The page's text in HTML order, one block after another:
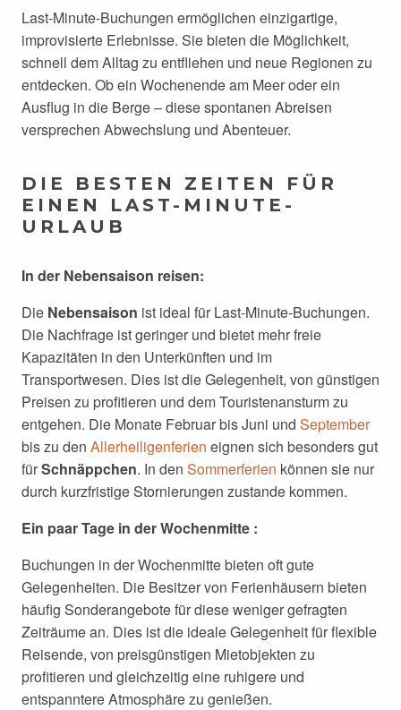
Last-Minute-Buchungen ermöglichen einzigartige,
improvisierte Erlebnisse. Sie bieten die Möglichkeit,
schnell dem Alltag zu entfliehen und neue Regionen zu
entdecken. Ob ein Wochenende am Meer oder ein
Ausflug in die Berge – diese spontanen Abreisen
versprechen Abwechslung und Abenteuer.
DIE BESTEN ZEITEN FÜR
EINEN LAST-MINUTE-
URLAUB
In der Nebensaison reisen:
Die Nebensaison ist ideal für Last-Minute-Buchungen.
Die Nachfrage ist geringer und bietet mehr freie
Kapazitäten in den Unterkünften und im
Transportwesen. Dies ist die Gelegenheit, von günstigen
Preisen zu profitieren und dem Touristenansturm zu
entgehen. Die Monate Februar bis Juni und September
bis zu den Allerheiligenferien eignen sich besonders gut
fürSchnäppchen. In den Sommerferien können sie nur
durch kurzfristige Stornierungen zustande kommen.
Ein paar Tage in der Wochenmitte :
Buchungen in der Wochenmitte bieten oft gute
Gelegenheiten. Die Besitzer von Ferienhäusern bieten
häufig Sonderangebote für diese weniger gefragten
Zeiträume an. Dies ist die ideale Gelegenheit für flexible
Reisende, von preisgünstigen Mietobjekten zu
profitieren und gleichzeitig eine ruhigere und
entspanntere Atmosphäre zu genießen.